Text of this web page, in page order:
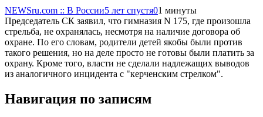
NEWSru.com :: В России5 лет спустя01 минуты
Председатель СК заявил, что гимназия N 175, где произошла
стрельба, не охранялась, несмотря на наличие договора об
охране. По его словам, родители детей якобы были против
такого решения, но на деле просто не готовы были платить за
охрану. Кроме того, власти не сделали надлежащих выводов
из аналогичного инцидента с "керченским стрелком".
Навигация по записям